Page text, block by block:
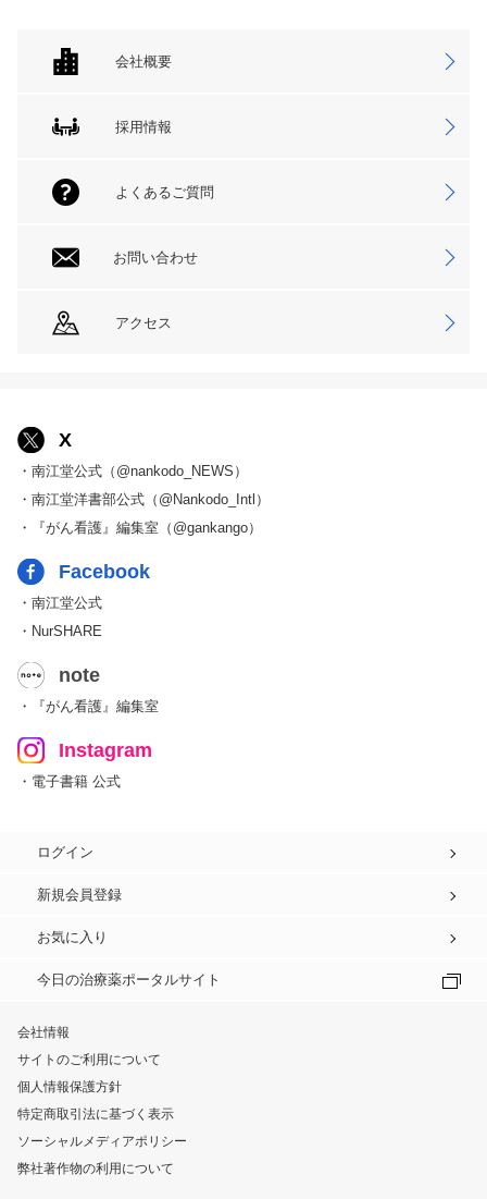
会社概要
採用情報
よくあるご質問
お問い合わせ
アクセス
X
・南江堂公式（@nankodo_NEWS）
・南江堂洋書部公式（@Nankodo_Intl）
・『がん看護』編集室（@gankango）
Facebook
・南江堂公式
・NurSHARE
note
・『がん看護』編集室
Instagram
・電子書籍 公式
ログイン
新規会員登録
お気に入り
今日の治療薬ポータルサイト
会社情報
サイトのご利用について
個人情報保護方針
特定商取引法に基づく表示
ソーシャルメディアポリシー
弊社著作物の利用について